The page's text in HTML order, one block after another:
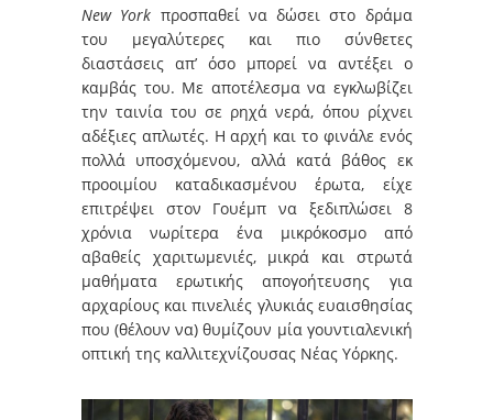
New York προσπαθεί να δώσει στο δράμα
του μεγαλύτερες και πιο σύνθετες
διαστάσεις απ’ όσο μπορεί να αντέξει ο
καμβάς του. Με αποτέλεσμα να εγκλωβίζει
την ταινία του σε ρηχά νερά, όπου ρίχνει
αδέξιες απλωτές. Η αρχή και το φινάλε ενός
πολλά υποσχόμενου, αλλά κατά βάθος εκ
προοιμίου καταδικασμένου έρωτα, είχε
επιτρέψει στον Γουέμπ να ξεδιπλώσει 8
χρόνια νωρίτερα ένα μικρόκoσμο από
αβαθείς χαριτωμενιές, μικρά και στρωτά
μαθήματα ερωτικής απογοήτευσης για
αρχαρίους και πινελιές γλυκιάς ευαισθησίας
που (θέλουν να) θυμίζουν μία γουντιαλενική
οπτική της καλλιτεχνίζουσας Νέας Υόρκης.